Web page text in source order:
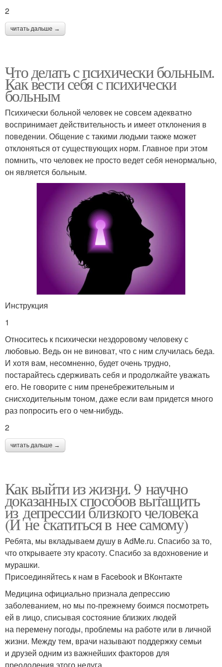
2
читать дальше →
Что делать с психически больным.
Как вести себя с психически
больным
Психически больной человек не совсем адекватно
воспринимает действительность и имеет отклонения в
поведении. Общение с такими людьми также может
отклоняться от существующих норм. Главное при этом
помнить, что человек не просто ведет себя ненормально,
он является больным.
Инструкция
1
Относитесь к психически нездоровому человеку с
любовью. Ведь он не виноват, что с ним случилась беда.
И хотя вам, несомненно, будет очень трудно,
постарайтесь сдерживать себя и продолжайте уважать
его. Не говорите с ним пренебрежительным и
снисходительным тоном, даже если вам придется много
раз попросить его о чем-нибудь.
2
читать дальше →
Как выйти из жизни. 9 научно
доказанных способов вытащить
из депрессии близкого человека
(И не скатиться в нее самому)
Ребята, мы вкладываем душу в AdMe.ru. Cпасибо за то,
что открываете эту красоту. Спасибо за вдохновение и
мурашки.
Присоединяйтесь к нам в Facebook и ВКонтакте
Медицина официально признала депрессию
заболеванием, но мы по-прежнему боимся посмотреть
ей в лицо, списывая состояние близких людей
на перемену погоды, проблемы на работе или в личной
жизни. Между тем, врачи называют поддержку семьи
и друзей одним из важнейших факторов для